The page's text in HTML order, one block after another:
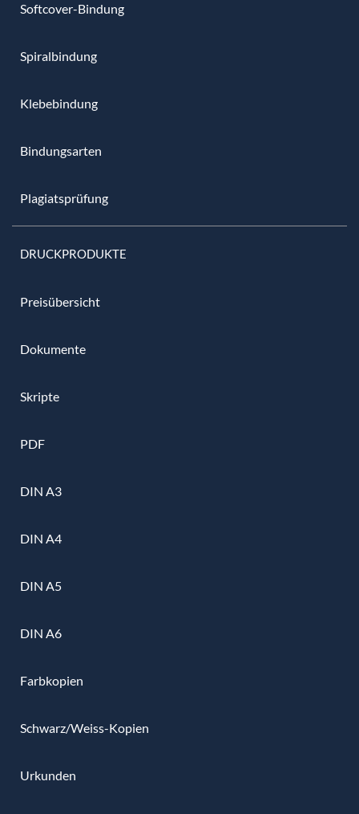
Softcover-Bindung
Spiralbindung
Klebebindung
Bindungsarten
Plagiatsprüfung
DRUCKPRODUKTE
Preisübersicht
Dokumente
Skripte
PDF
DIN A3
DIN A4
DIN A5
DIN A6
Farbkopien
Schwarz/Weiss-Kopien
Urkunden